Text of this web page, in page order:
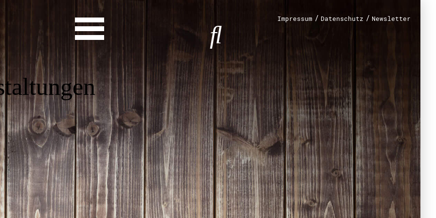
Start
Entdecke dein Ehrenamt
News
Veranstaltungen
Rückblicke
Newsletter
Die LandesEhrenamtsagentur
Publikationen
Ansprechpartner
Ehrenamt hat viele Gesichter
Finde dein Ehrenamt
Was steht an? Impressum / Datenschutz / Newsletter